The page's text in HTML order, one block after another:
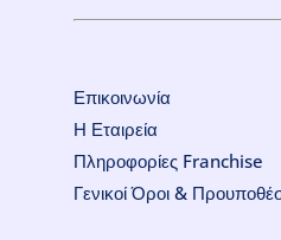
Επικοινωνία
Η Εταιρεία
Πληροφορίες Franchise
Γενικοί Όροι &